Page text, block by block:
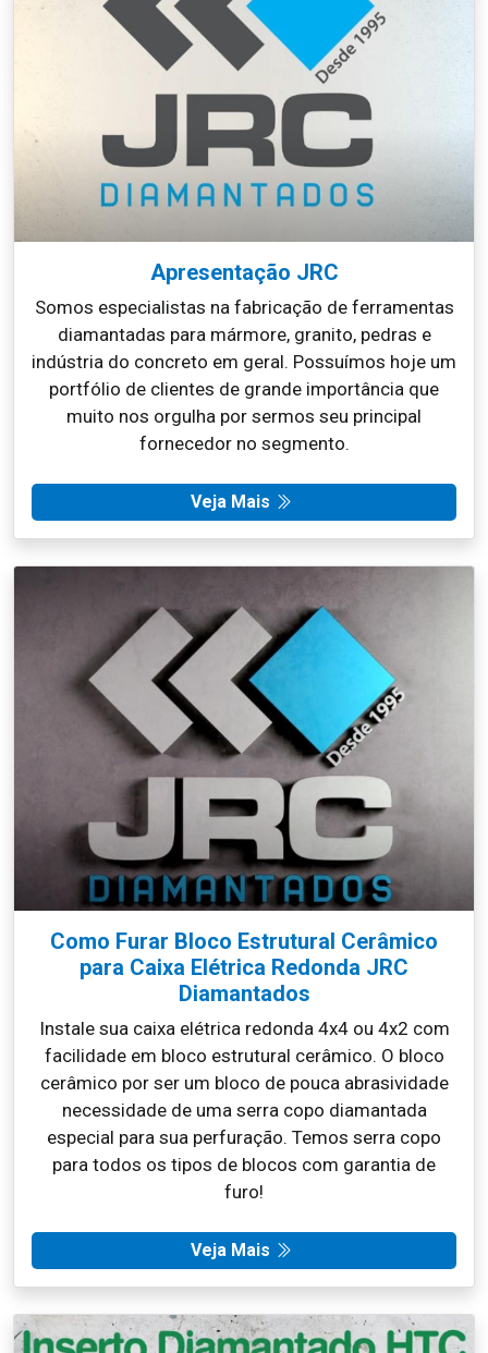
Apresentação JRC
Somos especialistas na fabricação de ferramentas
diamantadas para mármore, granito, pedras e
indústria do concreto em geral. Possuímos hoje um
portfólio de clientes de grande importância que
muito nos orgulha por sermos seu principal
fornecedor no segmento.
Veja Mais
Como Furar Bloco Estrutural Cerâmico
para Caixa Elétrica Redonda JRC
Diamantados
Instale sua caixa elétrica redonda 4x4 ou 4x2 com
facilidade em bloco estrutural cerâmico. O bloco
cerâmico por ser um bloco de pouca abrasividade
necessidade de uma serra copo diamantada
especial para sua perfuração. Temos serra copo
para todos os tipos de blocos com garantia de
furo!
Veja Mais